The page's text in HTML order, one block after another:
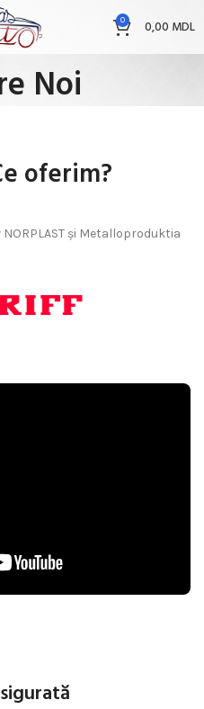
0 0,00 MDL
Noi
oferim?
și Metalloproduktia